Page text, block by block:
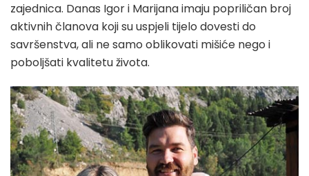
zajednica. Danas Igor i Marijana imaju popriličan broj
aktivnih članova koji su uspjeli tijelo dovesti do
savršenstva, ali ne samo oblikovati mišiće nego i
poboljšati kvalitetu života.